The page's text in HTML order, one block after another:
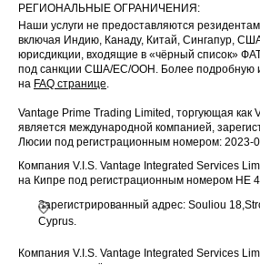
РЕГИОНАЛЬНЫЕ ОГРАНИЧЕНИЯ:
Наши услуги не предоставляются
включая Индию, Канаду, Китай, Сингапур,
юрисдикции, входящие в «чёрный список»
под санкции США/ЕС/ООН. Более подробную
на FAQ странице.
Vantage Prime Trading Limited, торгующая как
является международной компанией,
Люсии под регистрационным номером: 2023-
Компания V.I.S. Vantage Integrated Services
на Кипре под регистрационным номером HE
Зарегистрированный адрес: Souliou
Cyprus.
Компания V.I.S. Vantage Integrated Services